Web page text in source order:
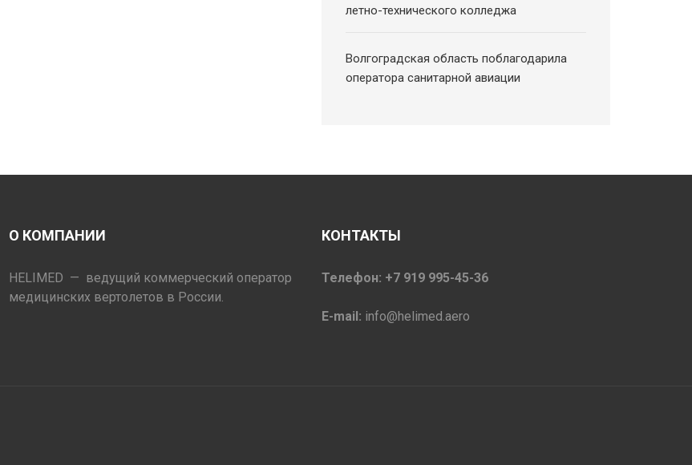
летно-технического колледжа
Волгоградская область поблагодарила
оператора санитарной авиации
О КОМПАНИИ
HELIMED — ведущий коммерческий оператор
медицинских вертолетов в России.
КОНТАКТЫ
Телефон: +7 919 995-45-36
E-mail: info@helimed.aero